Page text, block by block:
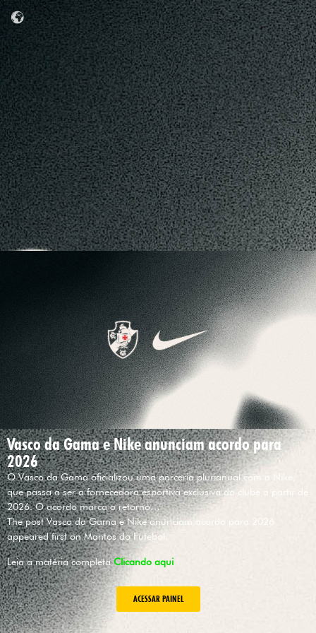
Vasco da Gama e Nike anunciam acordo para
2026
O Vasco da Gama oficializou uma parceria plurianual com a Nike,
que passa a ser a fornecedora esportiva exclusiva do clube a partir de
2026. O acordo marca o retorno…
The post Vasco da Gama e Nike anunciam acordo para 2026
appeared first on Mantos do Futebol.
Leia a matéria completaClicando aqui
ACESSAR PAINEL